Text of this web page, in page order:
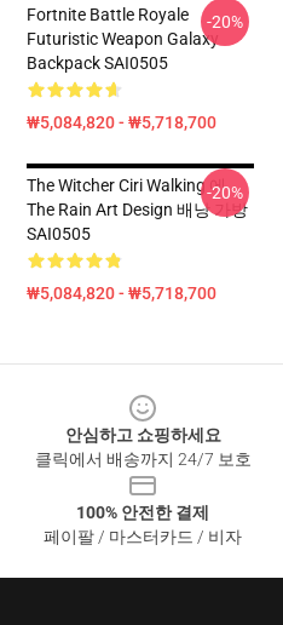
Fortnite Battle Royale
Futuristic Weapon Galaxy
Backpack SAI0505
₩5,084,820 - ₩5,718,700
-20%
The Witcher Ciri Walking 에
The Rain Art Design 배낭 가방
SAI0505
₩5,084,820 - ₩5,718,700
-20%
안심하고 쇼핑하세요
클릭에서 배송까지 24/7 보호
100% 안전한 결제
페이팔 / 마스터카드 / 비자